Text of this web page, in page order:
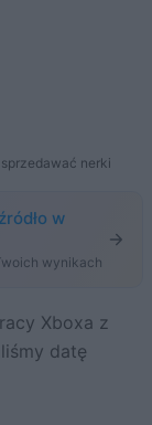
nerki
w
wynikach
datę